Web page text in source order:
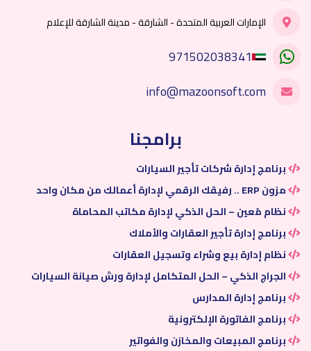
الإمارات العربية المتحدة - الشارقة - مدينة الشارقة للإعلام
971502038341
info@mazoonsoft.com
برامجنا
برنامج إدارة شركات تأجير السيارات
مزون ERP .. رفيقك الرقمي لإدارة أعمالك من مكان واحد
نظام مُعين – الحل الذكي لإدارة مكاتب المحاماة
برنامج إدارة تأجير العقارات والأملاك
نظام إدارة بيع وشراء وتسجيل العقارات
الجراج الذكي – الحل المتكامل لإدارة ورش صيانة السيارات
برنامج إدارة المدارس
برنامج الفاتورة الإلكترونية
برنامج المبيعات والمخازن والفواتير